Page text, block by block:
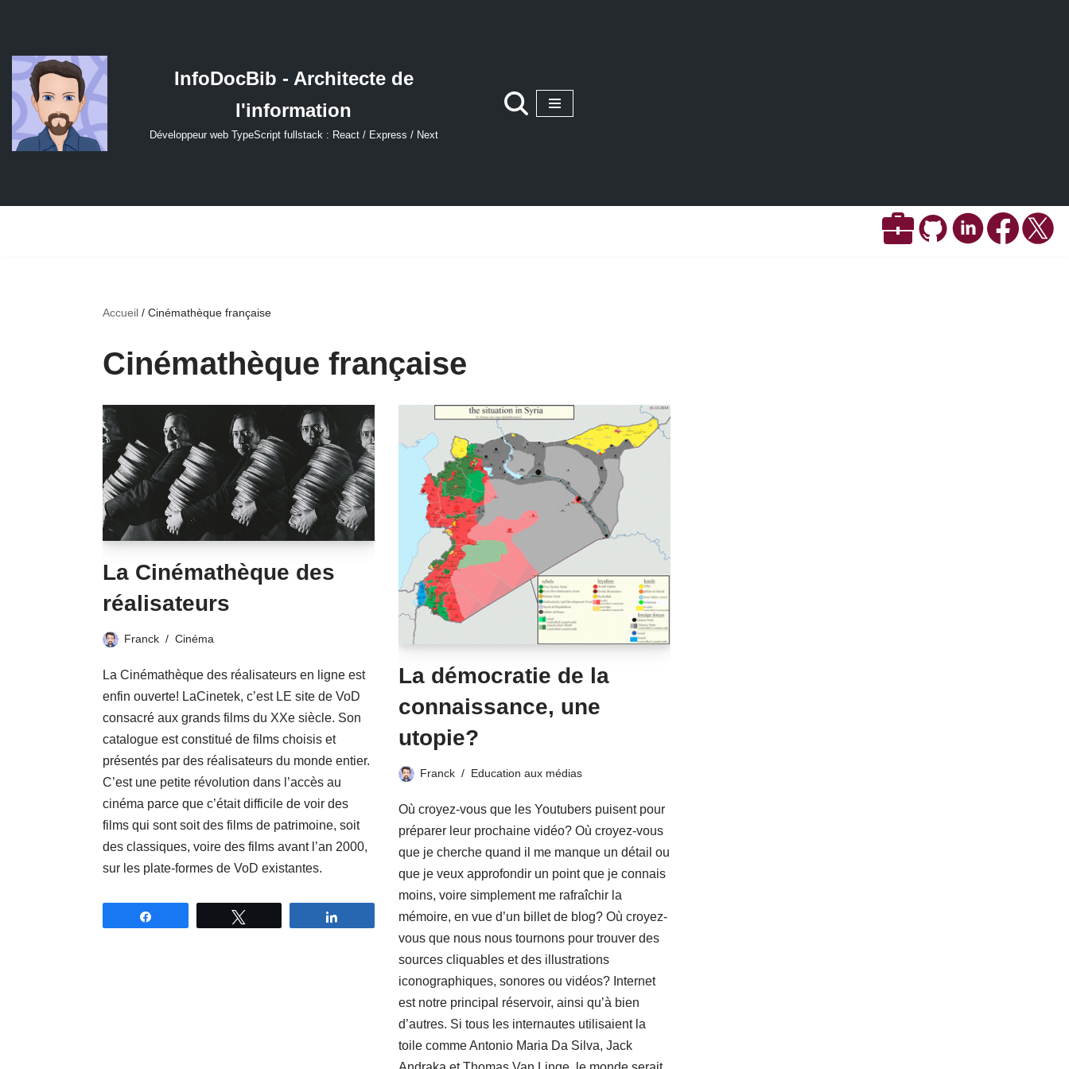
au
contenu
InfoDocBib - Architecte de
l'information
Développeur web TypeScript fullstack : React / Express / Next
Accueil /Cinémathèque française
Cinémathèque française
La Cinémathèque des
réalisateurs
Franck Cinéma
La Cinémathèque des réalisateurs en ligne est
enfin ouverte! LaCinetek, c’est LE site de VoD
consacré aux grands films du XXe siècle. Son
catalogue est constitué de films choisis et
présentés par des réalisateurs du monde entier.
C’est une petite révolution dans l’accès au
cinéma parce que c’était difficile de voir des
films qui sont soit des films de patrimoine, soit
des classiques, voire des films avant l’an 2000,
sur les plate-formes de VoD existantes.
La démocratie de la
connaissance, une
utopie?
Franck Education aux médias
Où croyez-vous que les Youtubers puisent pour
préparer leur prochaine vidéo? Où croyez-vous
que je cherche quand il me manque un détail ou
que je veux approfondir un point que je connais
moins, voire simplement me rafraîchir la
mémoire, en vue d’un billet de blog? Où croyez-
vous que nous nous tournons pour trouver des
sources cliquables et des illustrations
iconographiques, sonores ou vidéos? Internet
est notre principal réservoir, ainsi qu’à bien
d’autres. Si tous les internautes utilisaient la
toile comme Antonio Maria Da Silva, Jack